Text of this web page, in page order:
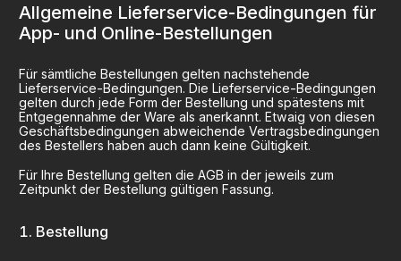
Allgemeine Lieferservice-Bedingungen für
App- und Online-Bestellungen
Für sämtliche Bestellungen gelten nachstehende
Lieferservice-Bedingungen. Die Lieferservice-Bedingungen
gelten durch jede Form der Bestellung und spätestens mit
Entgegennahme der Ware als anerkannt. Etwaig von diesen
Geschäftsbedingungen abweichende Vertragsbedingungen
des Bestellers haben auch dann keine Gültigkeit.
Für Ihre Bestellung gelten die AGB in der jeweils zum
Zeitpunkt der Bestellung gültigen Fassung.
Bestellung